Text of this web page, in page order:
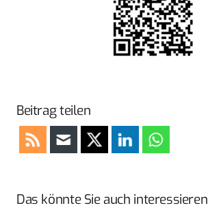
Beitrag teilen
Das könnte Sie auch interessieren